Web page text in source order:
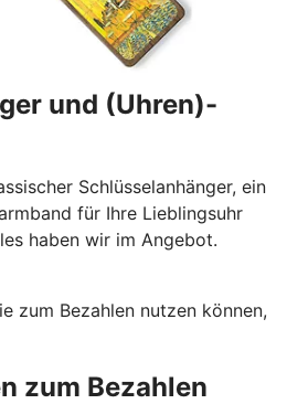
und (Uhren)-
Schlüsselanhänger, ein
für Ihre Lieblingsuhr
haben wir im Angebot.
zum Bezahlen nutzen können,
zum Bezahlen